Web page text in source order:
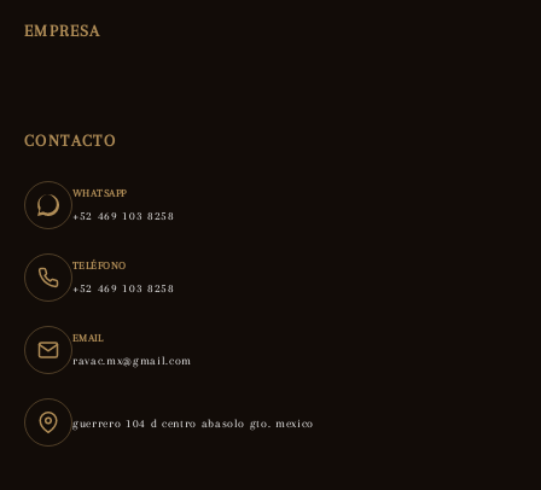
EMPRESA
CONTACTO
WHATSAPP
+52 469 103 8258
TELÉFONO
+52 469 103 8258
EMAIL
ravac.mx@gmail.com
guerrero 104 d centro abasolo gto. mexico